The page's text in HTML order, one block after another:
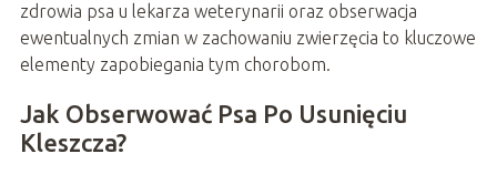
zdrowia psa u lekarza weterynarii oraz obserwacja
ewentualnych zmian w zachowaniu zwierzęcia to kluczowe
elementy zapobiegania tym chorobom.
Jak Obserwować Psa Po Usunięciu
Kleszcza?